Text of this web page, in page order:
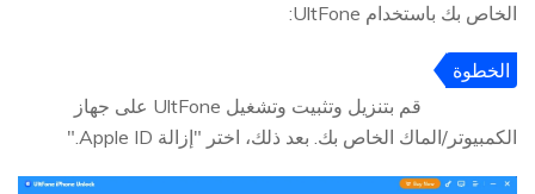
الخاص بك باستخدام UltFone:
الخطوة
قم بتنزيل وتثبيت وتشغيل UltFone على جهاز
الكمبيوتر/الماك الخاص بك. بعد ذلك، اختر "إزالة Apple ID."